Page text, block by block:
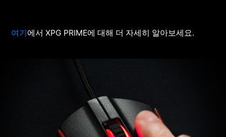
여기에서 XPG PRIME에 대해 더 자세히 알아보세요.